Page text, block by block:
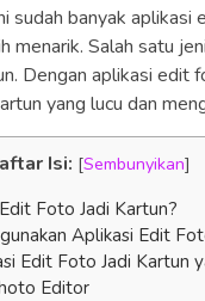
sudah banyak
menarik. Salah satu
Dengan aplikasi edit
yang lucu dan
Isi: [Sembunyikan]
Foto Jadi Kartun?
Aplikasi Edit
Edit Foto Jadi Kartun
Editor